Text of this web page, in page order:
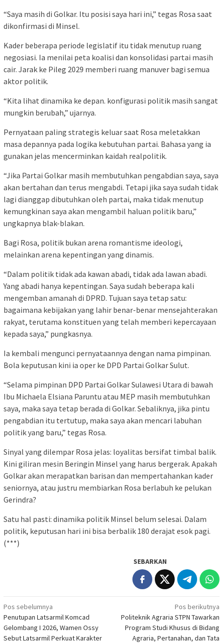
“Saya masih di Golkar. Itu posisi saya hari ini,” tegas Rosa saat
dikonfirmasi di Minsel.
Kader beberapa periode legislatif itu tidak menutup ruang
negosiasi. Ia menilai peta koalisi dan konsolidasi partai masih
cair. Jarak ke Pileg 2029 memberi ruang manuver bagi semua
aktor politik.
“Kita lihat dinamika ke depan. konfigurasi politik masih sangat
mungkin berubah,” ujarnya.
Pernyataan paling strategis keluar saat Rosa meletakkan
masa depannya pada logika kebutuhan partai. Bahasa yang ia
gunakan jelas mencerminkan kaidah realpolitik.
“Jika Partai Golkar masih membutuhkan pengabdian saya, saya
akan bertahan dan terus mengabdi. Tetapi jika saya sudah tidak
lagi dianggap dibutuhkan oleh partai, maka tidak menutup
kemungkinan saya akan mengambil haluan politik baru,”
ungkapnya blak-blakan.
Bagi Rosa, politik bukan arena romantisme ideologi,
melainkan arena kepentingan yang dinamis.
“Dalam politik tidak ada kawan abadi, tidak ada lawan abadi.
Yang abadi hanya kepentingan. Saya sudah beberapa kali
mengemban amanah di DPRD. Tujuan saya tetap satu:
bagaimana kebijakan yang lahir benar-benar mensejahterakan
rakyat, terutama konstituen yang telah memberi kepercayaan
kepada saya,” pungkasnya.
Ia kembali mengunci pernyataannya dengan nama pimpinan.
Bola keputusan kini ia oper ke DPD Partai Golkar Sulut.
“Selama pimpinan DPD Partai Golkar Sulawesi Utara di bawah
Ibu Michaela Elsiana Paruntu atau MEP masih membutuhkan
saya, maka saya tetap berada di Golkar. Sebaliknya, jika pintu
pengabdian itu tertutup, maka saya akan mencari labuhan
politik yang baru,” tegas Rosa.
Sinyal yang dilempar Rosa jelas: loyalitas bersifat timbal balik.
Kini giliran mesin Beringin Minsel yang harus bergerak. Apakah
Golkar akan merapatkan barisan dan mempertahankan kader
seniornya, atau justru membiarkan Rosa berlabuh ke pelukan
Gerindra?
Satu hal pasti: dinamika politik Minsel belum selesai. Dalam
politik, keputusan hari ini bisa berbalik 180 derajat esok pagi.
(***)
SEBARKAN
Navigasi
pos
Pos sebelumnya
Penutupan Latsarmil Komcad
Gelombang I 2026, Wamen Ossy
Sebut Latsarmil Perkuat Karakter
Pos berikutnya
Politeknik Agraria STPN Tawarkan
Program Studi Khusus di Bidang
Agraria, Pertanahan, dan Tata